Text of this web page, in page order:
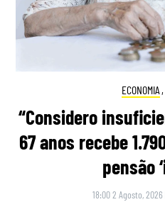
ECONOMIA ,
“Considero
67 anos recebe
pensão
18:00 2 Agosto, 2026